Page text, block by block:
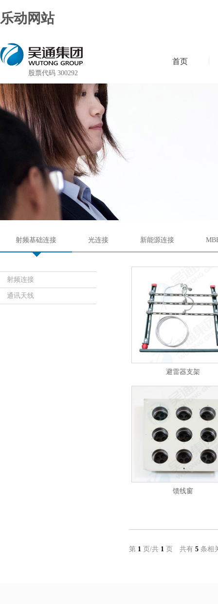
乐动网站
股票代码 300292
首页
射频基础连接 光连接 新能源连接
射频连接
通讯天线
避雷器支架
馈线窗
第 1 页/共 1 页 共有 5 条